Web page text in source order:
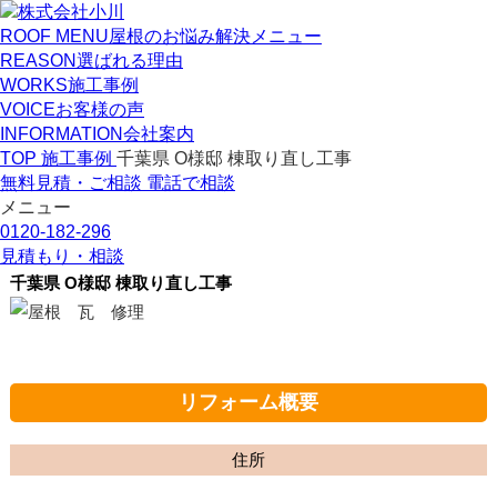
ROOF MENU屋根のお悩み解決メニュー
REASON選ばれる理由
WORKS施工事例
VOICEお客様の声
INFORMATION会社案内
TOP 施工事例 千葉県 O様邸 棟取り直し工事
無料見積・ご相談 電話で相談
メニュー
0120-182-296
見積もり・相談
千葉県 O様邸 棟取り直し工事
リフォーム概要
住所